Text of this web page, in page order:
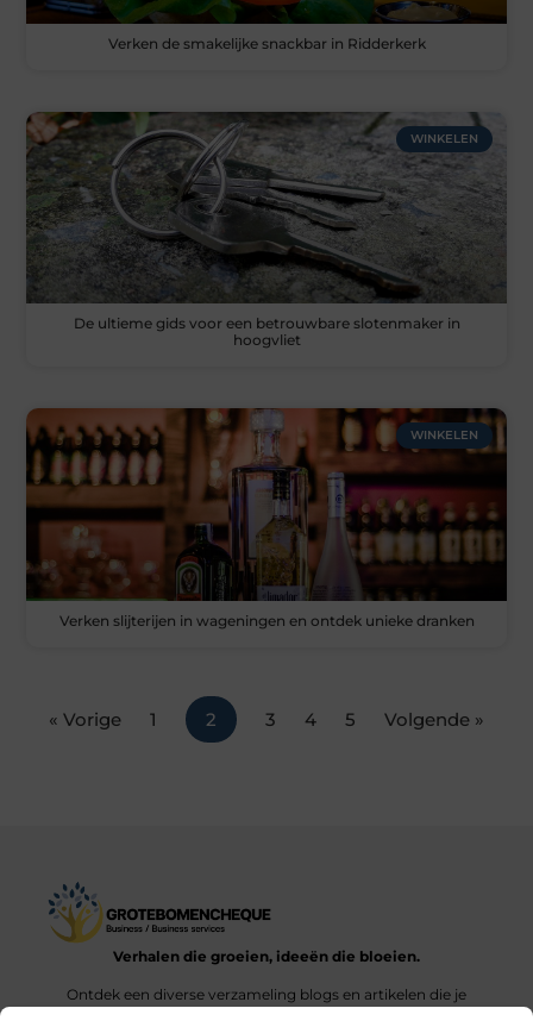
Verken de smakelijke snackbar in Ridderkerk
WINKELEN
De ultieme gids voor een betrouwbare slotenmaker in
hoogvliet
WINKELEN
Verken slijterijen in wageningen en ontdek unieke dranken
« Vorige 1 2 3 4 5 Volgende »
Verhalen die groeien, ideeën die bloeien.
Ontdek een diverse verzameling blogs en artikelen die je